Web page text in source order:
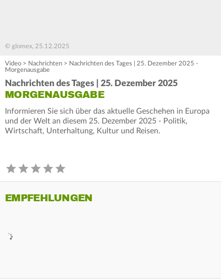
© glomex, 25.12.2025
Video > Nachrichten > Nachrichten des Tages | 25. Dezember 2025 -
Morgenausgabe
Nachrichten des Tages | 25. Dezember 2025
MORGENAUSGABE
Informieren Sie sich über das aktuelle Geschehen in Europa
und der Welt an diesem 25. Dezember 2025 - Politik,
Wirtschaft, Unterhaltung, Kultur und Reisen.
EMPFEHLUNGEN